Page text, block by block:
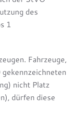
des
1
Fahrzeuge,
nicht Platz
dürfen diese